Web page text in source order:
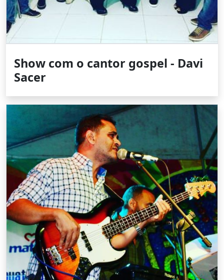
Show com o cantor gospel - Davi
Sacer